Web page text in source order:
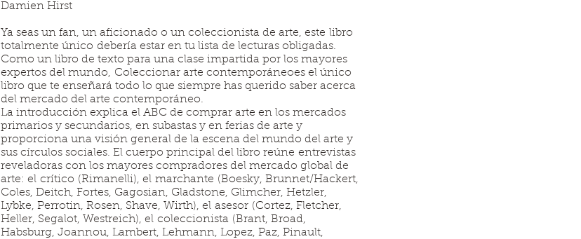
Damien Hirst
Ya seas un fan, un aficionado o un coleccionista de arte, este libro
totalmente único debería estar en tu lista de lecturas obligadas.
Como un libro de texto para una clase impartida por los mayores
expertos del mundo, Coleccionar arte contemporáneoes el único
libro que te enseñará todo lo que siempre has querido saber acerca
del mercado del arte contemporáneo.
La introducción explica el ABC de comprar arte en los mercados
primarios y secundarios, en subastas y en ferias de arte y
proporciona una visión general de la escena del mundo del arte y
sus círculos sociales. El cuerpo principal del libro reúne entrevistas
reveladoras con los mayores compradores del mercado global de
arte: el crítico (Rimanelli), el marchante (Boesky, Brunnet/Hackert,
Coles, Deitch, Fortes, Gagosian, Gladstone, Glimcher, Hetzler,
Lybke, Perrotin, Rosen, Shave, Wirth), el asesor (Cortez, Fletcher,
Heller, Segalot, Westreich), el coleccionista (Brant, Broad,
Habsburg, Joannou, Lambert, Lehmann, Lopez, Paz, Pinault,